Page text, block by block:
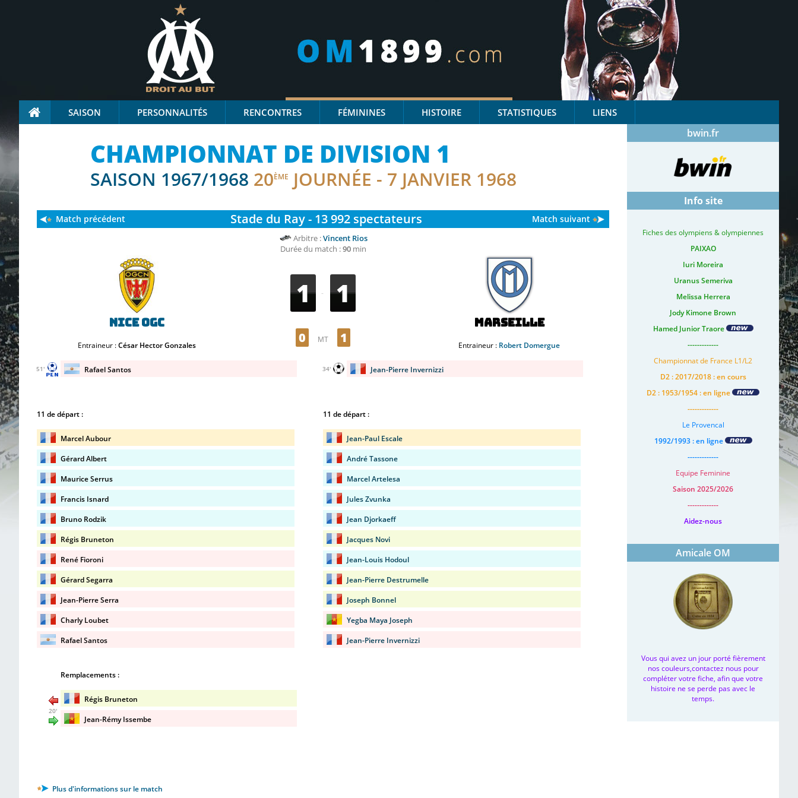
SAISON PERSONNALITÉS RENCONTRES FÉMININES HISTOIRE STATISTIQUES LIENS
CHAMPIONNAT DE DIVISION 1
SAISON 1967/1968 20ÈME JOURNÉE - 7 JANVIER 1968
Stade du Ray - 13 992 spectateurs
Match précédent Match suivant
Arbitre :Vincent Rios
Durée du match :90min
Nice OGC
Entraineur :César Hector Gonzales
1 - 1
0 MT 1
Marseille
Entraineur : Robert Domergue
Rafael Santos
51' Jean-Pierre Invernizzi
34'
11 de départ :
Marcel Aubour
Gérard Albert
Maurice Serrus
Francis Isnard
Bruno Rodzik
Régis Bruneton
René Fioroni
Gérard Segarra
Jean-Pierre Serra
Charly Loubet
Rafael Santos
11 de départ :
Jean-Paul Escale
André Tassone
Marcel Artelesa
Jules Zvunka
Jean Djorkaeff
Jacques Novi
Jean-Louis Hodoul
Jean-Pierre Destrumelle
Joseph Bonnel
Yegba Maya Joseph
Jean-Pierre Invernizzi
Remplacements :
Régis Bruneton
20'
Jean-Rémy Issembe
Plus d'informations sur le match
bwin.fr
Info site
Fiches des olympiens & olympiennes
PAIXAO
Iuri Moreira
Uranus Semeriva
Melissa Herrera
Jody Kimone Brown
Hamed Junior Traore
-------------
Championnat de France L1/L2
D2 : 2017/2018 : en cours
D2 : 1953/1954 : en ligne
-------------
Le Provencal
1992/1993 : en ligne
-------------
Equipe Feminine
Saison 2025/2026
-------------
Aidez-nous
Amicale OM
Vous qui avez un jour porté fièrement
nos couleurs,contactez nous pour
compléter votre fiche, afin que votre
histoire ne se perde pas avec le
temps.